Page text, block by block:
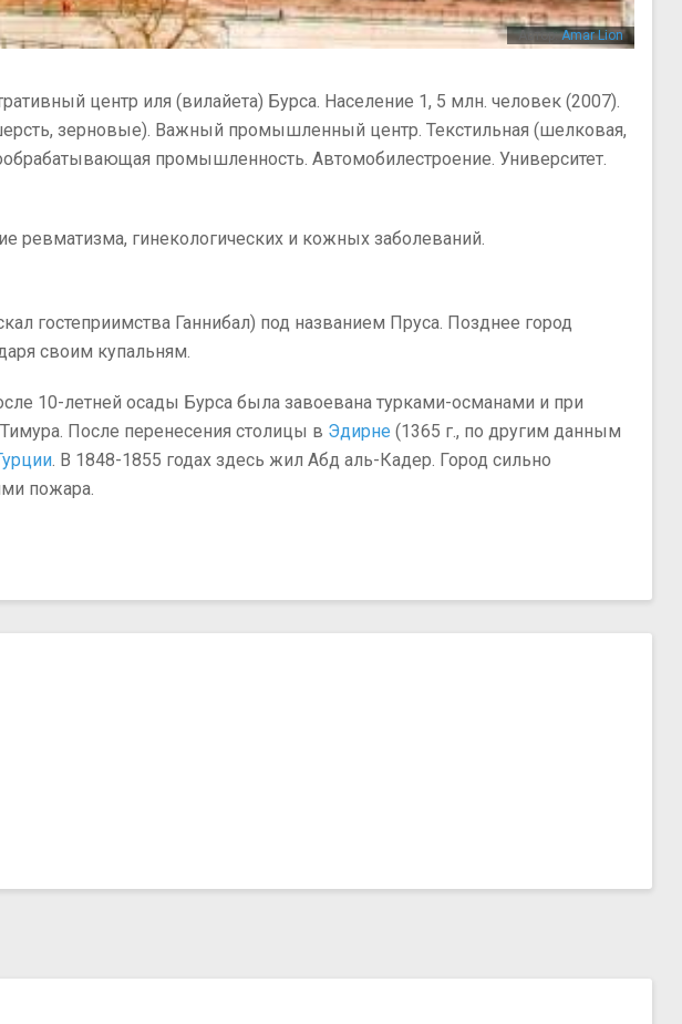
Автор:Amar Lion
центр иля (вилайета) Бурса. Население 1, 5 млн. человек (2007).
зерновые). Важный промышленный центр. Текстильная (шелковая,
промышленность. Автомобилестроение. Университет.
ревматизма, гинекологических и кожных заболеваний.
гостеприимства Ганнибал) под названием Пруса. Позднее город
своим купальням.
10-летней осады Бурса была завоевана турками-османами и при
После перенесения столицы в Эдирне (1365 г., по другим данным
. В 1848-1855 годах здесь жил Абд аль-Кадер. Город сильно
пожара.